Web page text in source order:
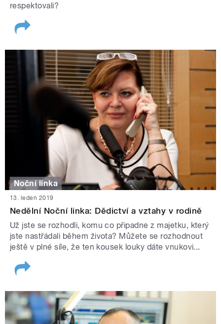
respektovali?
Noční linka
13. leden 2019
Nedělní Noční linka: Dědictví a vztahy v rodině
Už jste se rozhodli, komu co připadne z majetku, který
jste nastřádali během života? Můžete se rozhodnout
ještě v plné síle, že ten kousek louky dáte vnukovi...